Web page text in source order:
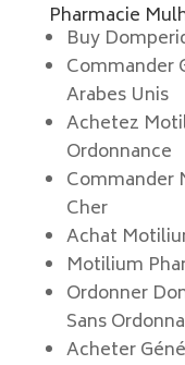
Pharmacie
Buy
Commander
Arabes Unis
Achetez
Ordonnance
Commander
Cher
Achat
Motilium
Ordonner
Sans
Acheter